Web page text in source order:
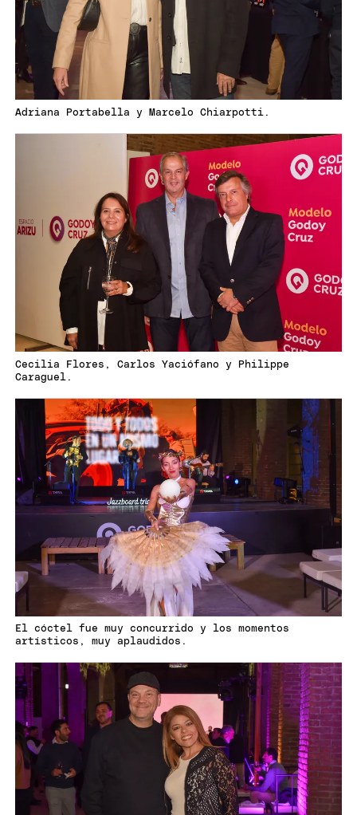
Adriana Portabella y Marcelo Chiarpotti.
Cecilia Flores, Carlos Yaciófano y Philippe
Caraguel.
El cóctel fue muy concurrido y los momentos
artísticos, muy aplaudidos.